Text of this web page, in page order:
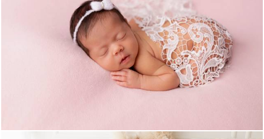
585 0